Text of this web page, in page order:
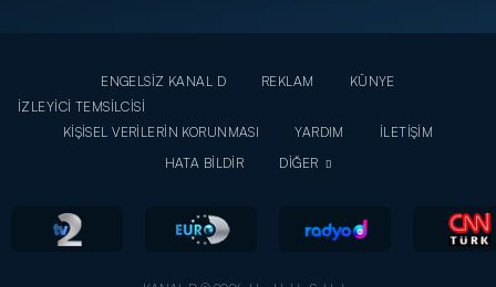
ENGELSİZ KANAL D REKLAM
KÜNYE
İZLEYİCİ TEMSİLCİSİ
KİŞİSEL VERİLERİN KORUNMASI
YARDIM
İLETİŞİM
HATA BİLDİR
DİĞER